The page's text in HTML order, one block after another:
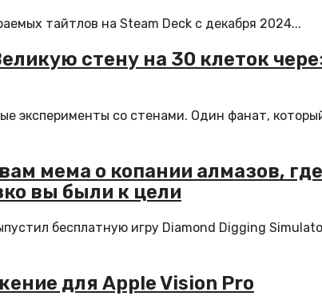
тайтлов на Steam Deck с декабря 2024...
стену на 30 клеток
эксперименты со стенами. Один фанат,
мема о копании алмазов, где
вы были к цели
бесплатную игру Diamond Digging
для Apple Vision Pro